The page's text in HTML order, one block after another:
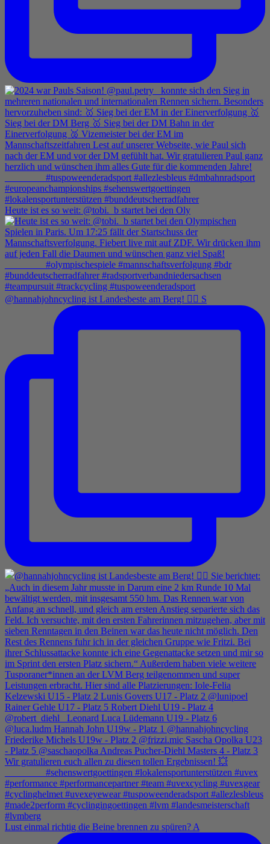
Heute ist es so weit: @tobi._b startet bei den Oly
@hannahjohncycling ist Landesbeste am Berg! 🚵‍♀️ S
Lust einmal richtig die Beine brennen zu spüren? A